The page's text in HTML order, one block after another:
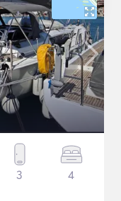
3 4